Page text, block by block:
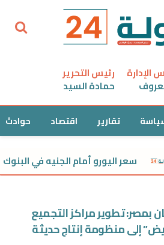
رئيس التحرير
حمادة السيد
تقارير اقتصاد حوادث
سعر اليورو أمام الجنيه في البنوك اليوم الأحد 9
بمصر: تطوير مراكز التجميع
إلى منظومة إنتاج حديثة